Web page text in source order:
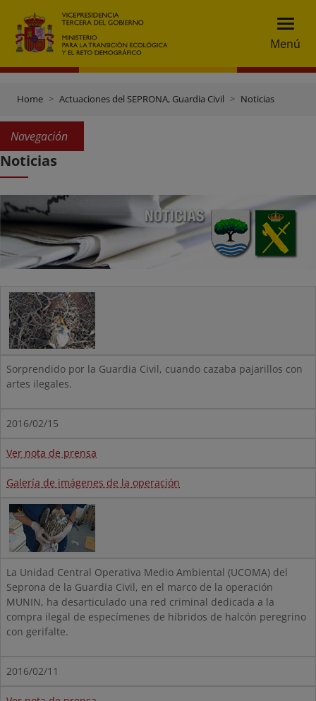
Menú
Home Actuaciones del SEPRONA, Guardia Civil Noticias
Navegación
Noticias
Sorprendido por la Guardia Civil, cuando cazaba pajarillos con
artes ilegales.
2016/02/15
Ver nota de prensa
Galería de imágenes de la operación
La Unidad Central Operativa Medio Ambiental (UCOMA) del
Seprona de la Guardia Civil, en el marco de la operación
MUNIN, ha desarticulado una red criminal dedicada a la
compra ilegal de especímenes de híbridos de halcón peregrino
con gerifalte.
2016/02/11